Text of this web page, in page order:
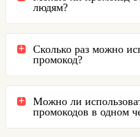
людям?
Сколько раз можно
промокод?
Можно ли
промокодов в одном